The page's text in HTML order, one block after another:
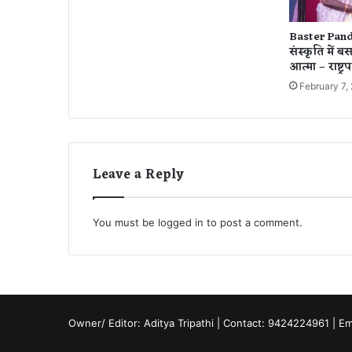
Baster
संस्कृति में
आत्मा –
February 7,
Leave a Reply
You must be logged in to post a comment.
Owner/ Editor: Aditya Tripathi | Contact: 9424224961 |